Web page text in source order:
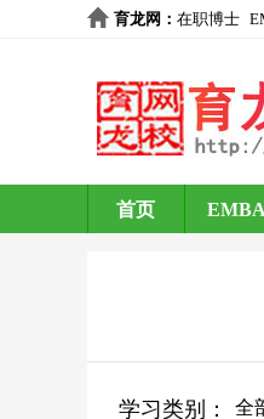
育龙网 ： 在职博士
首页
学习类别： 全